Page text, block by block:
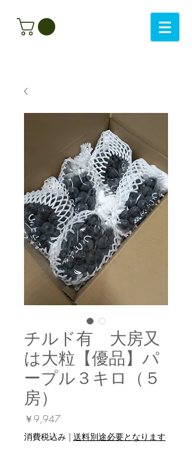
チルド有 大房又
は大粒【優品】パ
ープル３キロ（５
房）
￥9,947価
格
消費税込み | 送料別途必要となります